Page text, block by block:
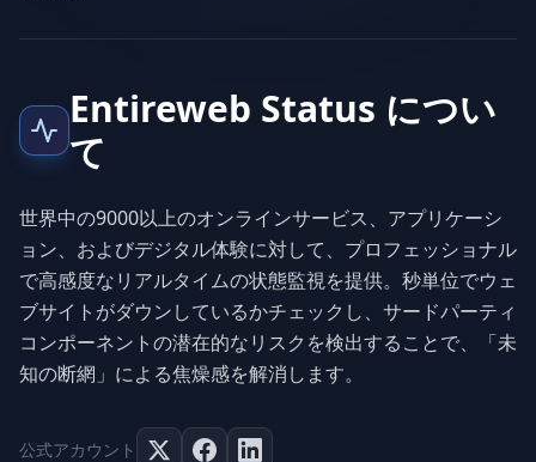
Entireweb Status につい
て
世界中の9000以上のオンラインサービス、アプリケーシ
ョン、およびデジタル体験に対して、プロフェッショナル
で高感度なリアルタイムの状態監視を提供。秒単位でウェ
ブサイトがダウンしているかチェックし、サードパーティ
コンポーネントの潜在的なリスクを検出することで、「未
知の断網」による焦燥感を解消します。
公式アカウント